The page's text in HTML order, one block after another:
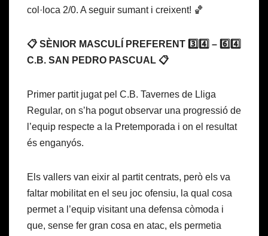
col·loca 2/0. A seguir sumant i creixent! 🏀
📋 SÈNIOR MASCULÍ PREFERENT 3️⃣4️⃣ – 6️⃣4️⃣
C.B. SAN PEDRO PASCUAL 📋
Primer partit jugat pel C.B. Tavernes de Lliga
Regular, on s’ha pogut observar una progressió de
l’equip respecte a la Pretemporada i on el resultat
és enganyós.
Els vallers van eixir al partit centrats, però els va
faltar mobilitat en el seu joc ofensiu, la qual cosa
permet a l’equip visitant una defensa còmoda i
que, sense fer gran cosa en atac, els permetia